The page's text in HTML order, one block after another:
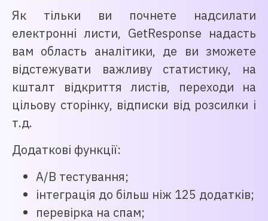
Як тільки ви почнете надсилати
електронні листи, GetResponse надасть
вам область аналітики, де ви зможете
відстежувати важливу статистику, на
кшталт відкриття листів, переходи на
цільову сторінку, відписки від розсилки і
т.д.
Додаткові функції:
A/B тестування;
інтеграція до більш ніж 125 додатків;
перевірка на спам;